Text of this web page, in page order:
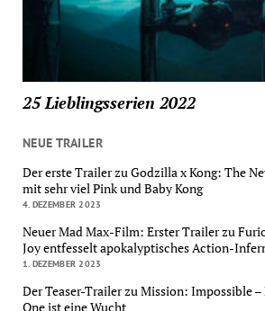
25 Lieblingsserien 2022
NEUE TRAILER
Der erste Trailer zu Godzilla x Kong: The
mit sehr viel Pink und Baby Kong
4. DEZEMBER 2023
Neuer Mad Max-Film: Erster Trailer zu
Joy entfesselt apokalyptisches Action-
1. DEZEMBER 2023
Der Teaser-Trailer zu Mission: Impossible
One ist eine Wucht